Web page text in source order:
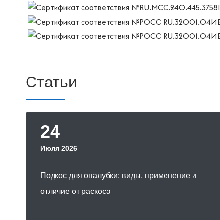
Статьи
24
Июля 2026
Подкос для опалубки: виды, применение и
отличие от раскоса